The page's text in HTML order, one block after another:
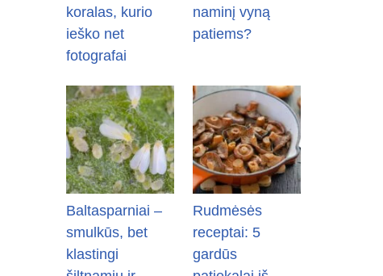
koralas, kurio
ieško net
fotografai
naminį vyną
patiems?
Baltasparniai –
smulkūs, bet
klastingi
Rudmėsės
receptai: 5
gardūs